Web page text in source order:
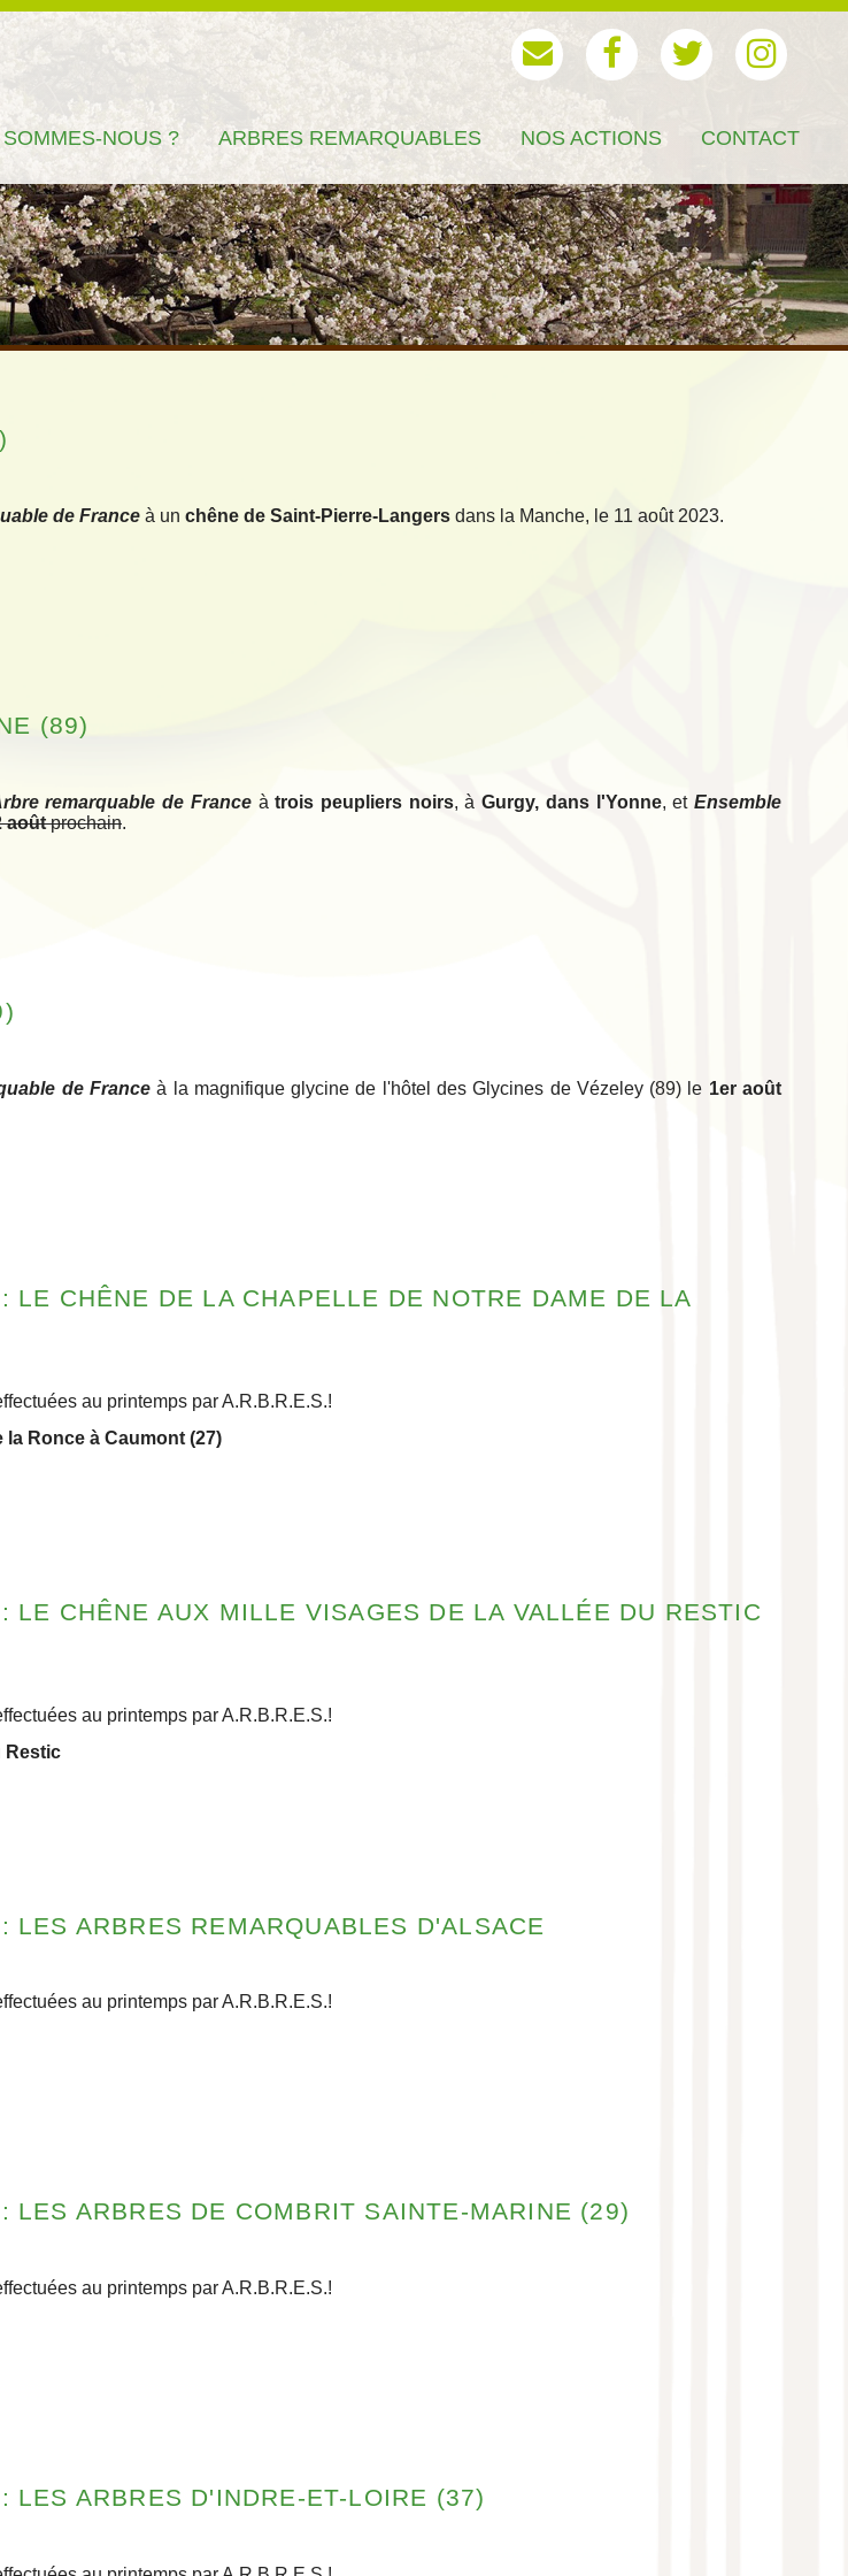
NOUS ? ARBRES REMARQUABLES NOS ACTIONS CONTACT
de France à un chêne de Saint-Pierre-Langers dans la Manche, le 11 août 2023.
(89)
remarquable de France àtrois peupliers noirs, àGurgy, dans l'Yonne, etEnsemble
aoûtprochain.
de Franceà la magnifique glycine de l'hôtel des Glycines de Vézeley (89) le 1er août
CHÊNE DE LA CHAPELLE DE NOTRE DAME DE LA
au printemps par A.R.B.R.E.S.!
la Ronce à Caumont (27)
CHÊNE AUX MILLE VISAGES DE LA VALLÉE DU RESTIC
au printemps par A.R.B.R.E.S.!
Restic
ARBRES REMARQUABLES D'ALSACE
au printemps par A.R.B.R.E.S.!
ARBRES DE COMBRIT SAINTE-MARINE (29)
au printemps par A.R.B.R.E.S.!
ARBRES D'INDRE-ET-LOIRE (37)